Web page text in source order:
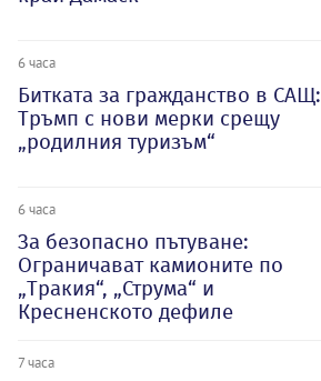
6 часа
Битката за гражданство в САЩ:
Тръмп с нови мерки срещу
„родилния туризъм“
6 часа
За безопасно пътуване:
Ограничават камионите по
„Тракия“, „Струма“ и
Кресненското дефиле
7 часа